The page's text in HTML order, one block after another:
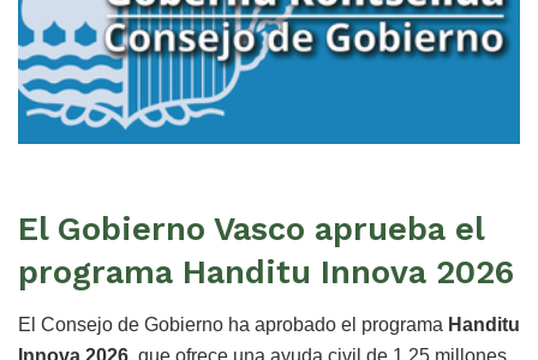
El Gobierno Vasco aprueba el
programa Handitu Innova 2026
El Consejo de Gobierno ha aprobado el programa Handitu